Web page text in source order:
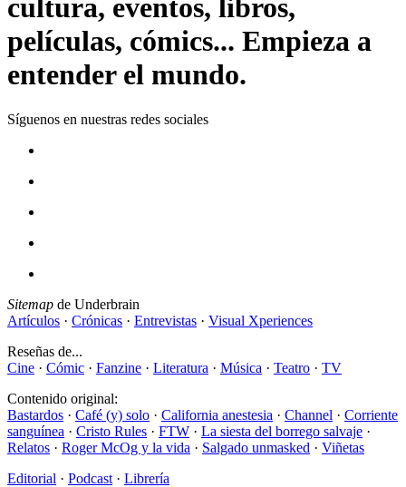
cultura, eventos, libros,
películas, cómics... Empieza a
entender el mundo.
Síguenos en nuestras redes sociales
Sitemap de Underbrain
Artículos · Crónicas · Entrevistas · Visual Xperiences
Reseñas de...
Cine · Cómic · Fanzine · Literatura · Música · Teatro · TV
Contenido original:
Bastardos · Café (y) solo · California anestesia · Channel · Corriente
sanguínea · Cristo Rules · FTW · La siesta del borrego salvaje ·
Relatos · Roger McOg y la vida · Salgado unmasked · Viñetas
Editorial · Podcast · Librería